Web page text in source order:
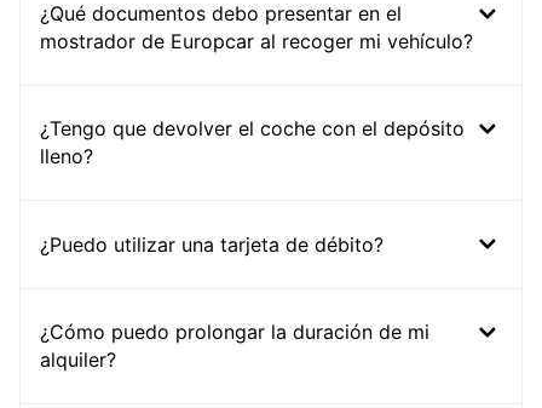
¿Qué documentos debo presentar en el
mostrador de Europcar al recoger mi vehículo?
¿Tengo que devolver el coche con el depósito
lleno?
¿Puedo utilizar una tarjeta de débito?
¿Cómo puedo prolongar la duración de mi
alquiler?